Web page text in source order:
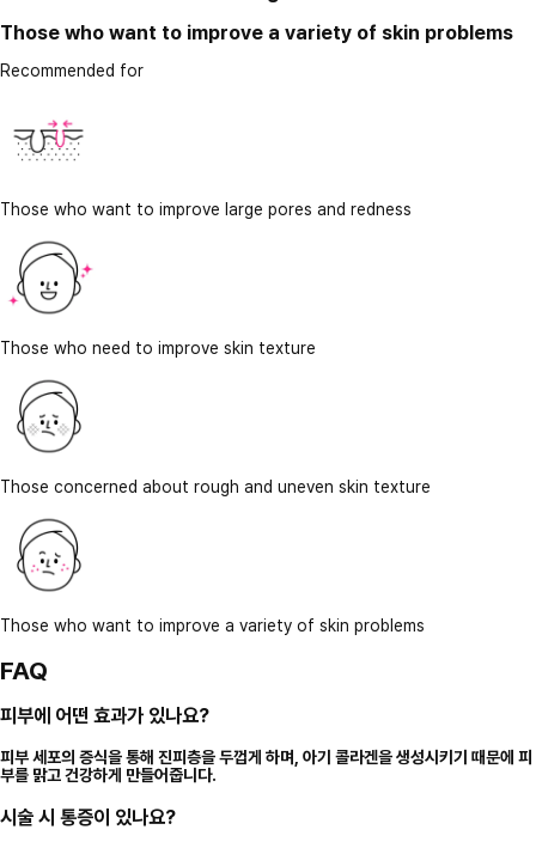
Those who want to improve a variety of skin problems
Recommended for
Those who want to improve large pores and redness
Those who need to improve skin texture
Those concerned about rough and uneven skin texture
Those who want to improve a variety of skin problems
FAQ
피부에 어떤 효과가 있나요?
피부 세포의 증식을 통해 진피층을 두껍게 하며, 아기 콜라겐을 생성시키기 때문에 피
부를 맑고 건강하게 만들어줍니다.
시술 시 통증이 있나요?